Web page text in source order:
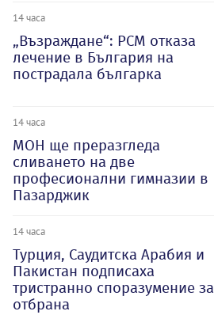
14 часа
„Възраждане“: РСМ отказа
лечение в България на
пострадала българка
14 часа
МОН ще преразгледа
сливането на две
професионални гимназии в
Пазарджик
14 часа
Турция, Саудитска Арабия и
Пакистан подписаха
тристранно споразумение за
отбрана